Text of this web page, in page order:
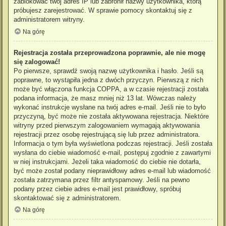
próbujesz zarejestrować. W sprawie pomocy skontaktuj się z
administratorem witryny.
Na górę
Rejestracja została przeprowadzona poprawnie, ale nie mogę
się zalogować!
Po pierwsze, sprawdź swoją nazwę użytkownika i hasło. Jeśli są
poprawne, to wystąpiła jedna z dwóch przyczyn. Pierwszą z nich
może być włączona funkcja COPPA, a w czasie rejestracji została
podana informacja, że masz mniej niż 13 lat. Wówczas należy
wykonać instrukcje wysłane na twój adres e-mail. Jeśli nie to było
przyczyną, być może nie została aktywowana rejestracja. Niektóre
witryny przed pierwszym zalogowaniem wymagają aktywowania
rejestracji przez osobę rejestrującą się lub przez administratora.
Informacja o tym była wyświetlona podczas rejestracji. Jeśli została
wysłana do ciebie wiadomość e-mail, postępuj zgodnie z zawartymi
w niej instrukcjami. Jeżeli taka wiadomość do ciebie nie dotarła,
być może został podany nieprawidłowy adres e-mail lub wiadomość
została zatrzymana przez filtr antyspamowy. Jeśli na pewno
podany przez ciebie adres e-mail jest prawidłowy, spróbuj
skontaktować się z administratorem.
Na górę